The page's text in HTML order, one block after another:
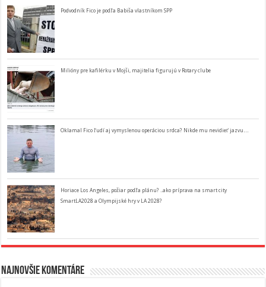
Podvodník Fico je podľa Babiša vlastníkom SPP
Milióny pre kafilérku v Mojši, majitelia figurujú v Rotary clube
Oklamal Fico ľudí aj vymyslenou operáciou srdca? Nikde mu nevidieť jazvu…
Horiace Los Angeles, požiar podľa plánu? ..ako príprava na smart city
SmartLA2028 a Olympijské hry v LA 2028?
Najnovšie komentáre